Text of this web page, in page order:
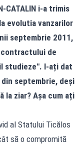
CATALIN i-a trimis
evolutia vanzarilor
septembrie 2011,
de
studieze". I-ați dat
septembrie, deși
la ziar? Așa cum ați
al Statului Ticălos
să o compromită